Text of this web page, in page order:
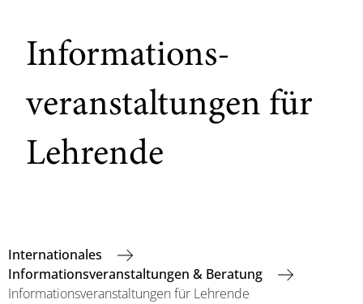
Informations-
veranstaltungen für
Lehrende
Internationales
Informationsveranstaltungen & Beratung
Informationsveranstaltungen für Lehrende